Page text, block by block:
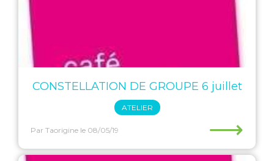
CONSTELLATION DE GROUPE 6 juillet
ATELIER
Par Taorigine le 08/05/19 ⟶